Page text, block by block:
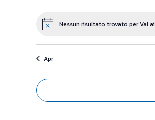
NoticeNessun risultato trovato per Vai ai
Apr